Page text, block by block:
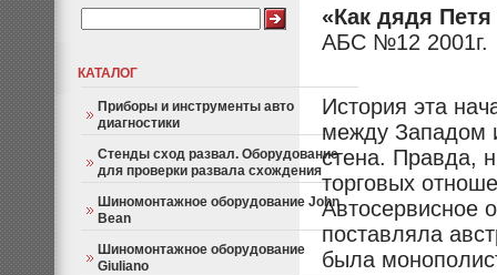
КАТАЛОГ
Приборы и инструменты авто
диагностики
Стенды сход развал. Оборудование
для проверки развала схождения
Шиномонтажное оборудование John
Bean
Шиномонтажное оборудование
Giuliano
«Как дядя
АБС №12 2001г.
История эта
между Западом
стена. Правда,
торговых
Автосервисное
поставляла
была